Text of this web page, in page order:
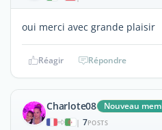
oui merci avec grande plaisir
Réagir Répondre
Charlote08 Nouveau
| 7POSTS